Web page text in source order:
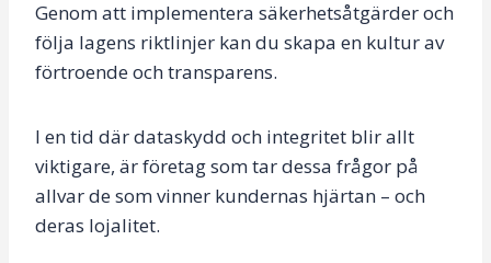
Genom att implementera säkerhetsåtgärder och
följa lagens riktlinjer kan du skapa en kultur av
förtroende och transparens.
I en tid där dataskydd och integritet blir allt
viktigare, är företag som tar dessa frågor på
allvar de som vinner kundernas hjärtan – och
deras lojalitet.